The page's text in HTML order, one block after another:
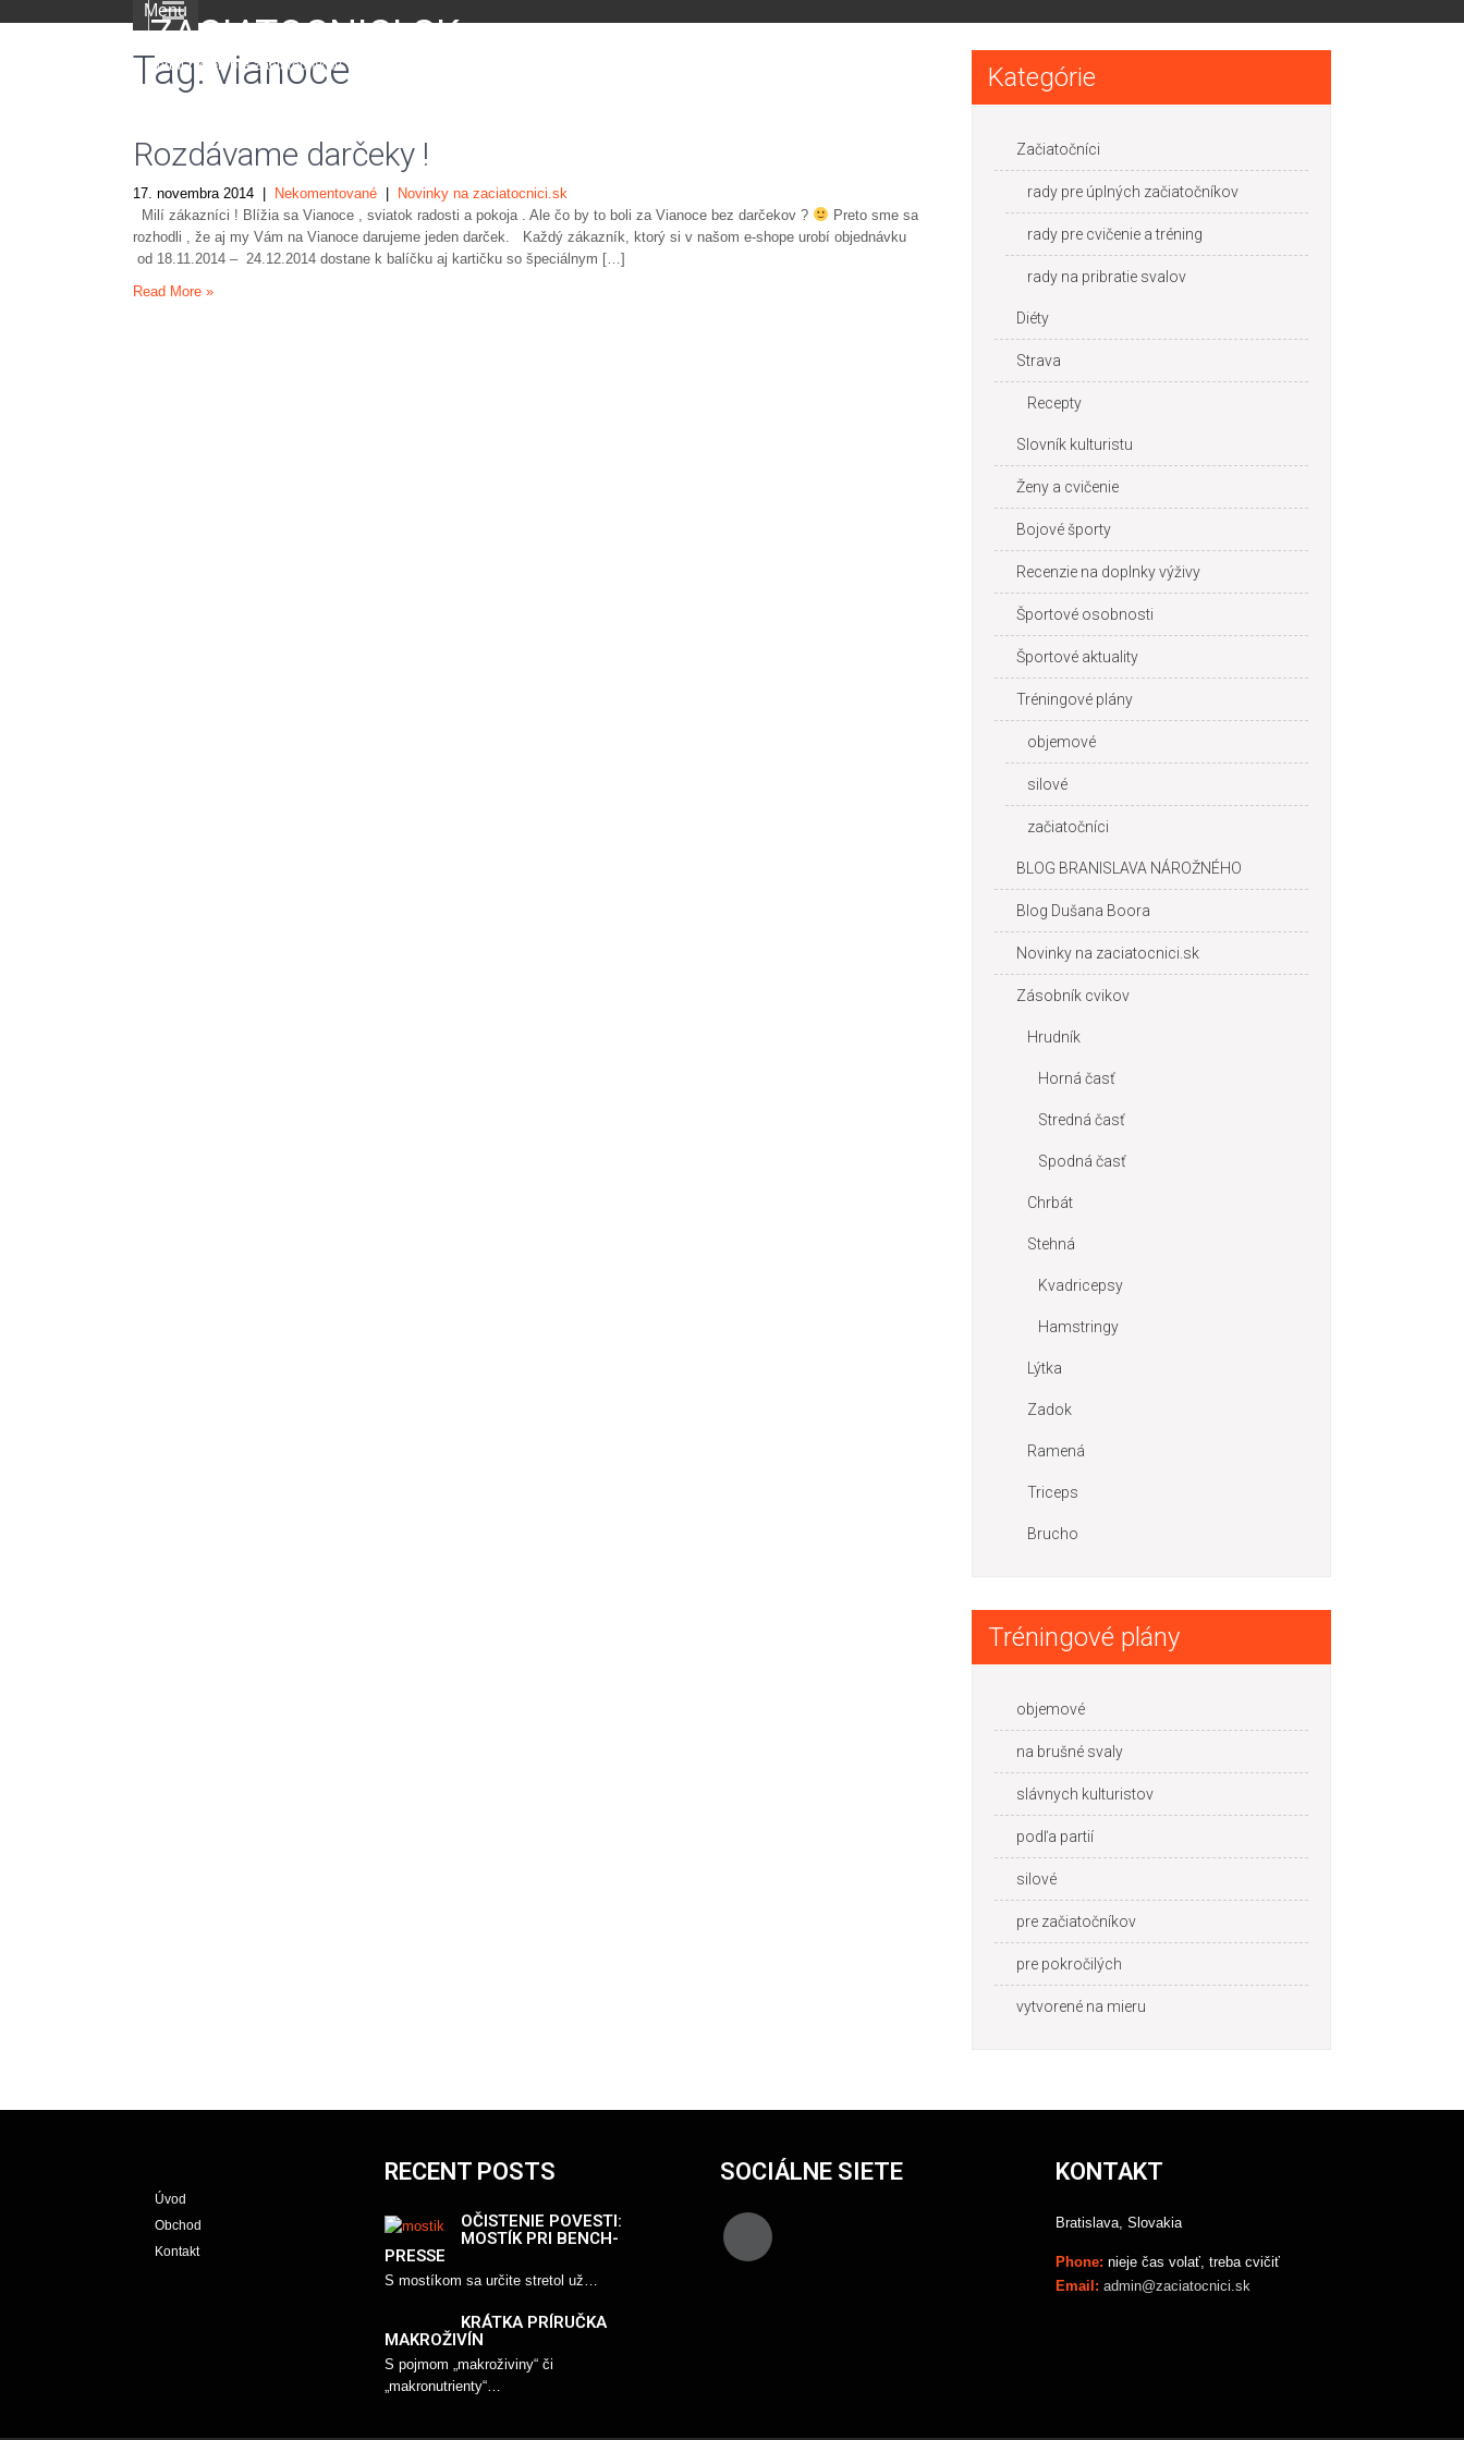
ZACIATOCNICI.SK
portál nielen pre začiatočníkov
Menu
Tag: vianoce
Rozdávame darčeky !
17. novembra 2014 Nekomentované
Novinky na zaciatocnici.sk
Milí zákazníci ! Blížia sa Vianoce , sviatok radosti a pokoja . Ale čo by to boli za Vianoce bez darčekov ?
Preto sme sa
rozhodli , že aj my Vám na Vianoce darujeme jeden darček. Každý zákazník, ktorý si v našom e-shope urobí objednávku
od 18.11.2014 – 24.12.2014 dostane k balíčku aj kartičku so špeciálnym […]
Read More »
Kategórie
Začiatočníci
rady pre úplných začiatočníkov
rady pre cvičenie a tréning
rady na pribratie svalov
Diéty
Strava
Recepty
Slovník kulturistu
Ženy a cvičenie
Bojové športy
Recenzie na doplnky výživy
Športové osobnosti
Športové aktuality
Tréningové plány
objemové
silové
začiatočníci
BLOG BRANISLAVA NÁROŽNÉHO
Blog Dušana Boora
Novinky na zaciatocnici.sk
Zásobník cvikov
Hrudník
Horná časť
Stredná časť
Spodná časť
Chrbát
Stehná
Kvadricepsy
Hamstringy
Lýtka
Zadok
Ramená
Triceps
Brucho
Tréningové plány
objemové
na brušné svaly
slávnych kulturistov
podľa partií
silové
pre začiatočníkov
pre pokročilých
vytvorené na mieru
Úvod
Obchod
Kontakt
RECENT POSTS
OČISTENIE POVESTI:
MOSTÍK PRI BENCH-
PRESSE
S mostíkom sa určite stretol už…
KRÁTKA PRÍRUČKA
MAKROŽIVÍN
S pojmom „makroživiny“ či
„makronutrienty“…
SOCIÁLNE SIETE KONTAKT
Bratislava, Slovakia
Phone: nieje čas volať, treba cvičiť
Email: admin@zaciatocnici.sk